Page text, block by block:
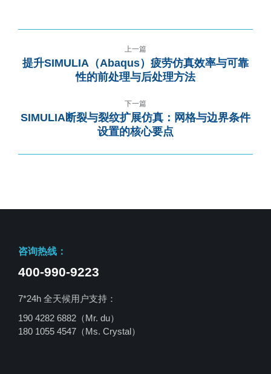
上一篇
提升SIMULIA（Abaqus）疲劳仿真效率与可靠
性的前处理与后处理方法
下一篇
SIMULIA断裂与裂纹扩展仿真：网格与边界条件
设置的核心要点
咨询热线：
400-990-9223
7*24h 全天候用户支持：
190 4282 6882（Mr. du）
180 1055 4547 （Ms. Crystal）